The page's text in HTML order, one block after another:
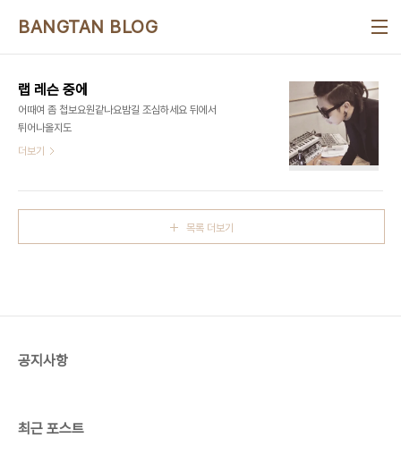
BANGTAN BLOG
랩 레슨 중에
어때여 좀 첩보요원같나요밤길 조심하세요 뒤에서
튀어나올지도
더보기
목록 더보기
공지사항
최근 포스트